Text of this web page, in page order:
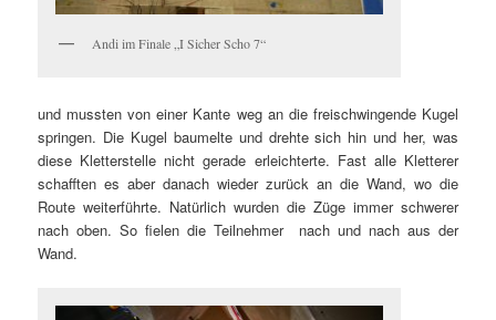
Andi im Finale „I Sicher Scho 7“
und mussten von einer Kante weg an die freischwingende Kugel
springen. Die Kugel baumelte und drehte sich hin und her, was
diese Kletterstelle nicht gerade erleichterte. Fast alle Kletterer
schafften es aber danach wieder zurück an die Wand, wo die
Route weiterführte. Natürlich wurden die Züge immer schwerer
nach oben. So fielen die Teilnehmer nach und nach aus der
Wand.